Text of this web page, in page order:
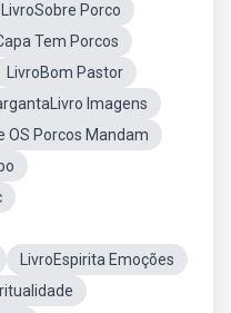
LivroSobre Porco
Tem Porcos
LivroBom Pastor
Imagens
OS Porcos Mandam
LivroEspirita Emoções